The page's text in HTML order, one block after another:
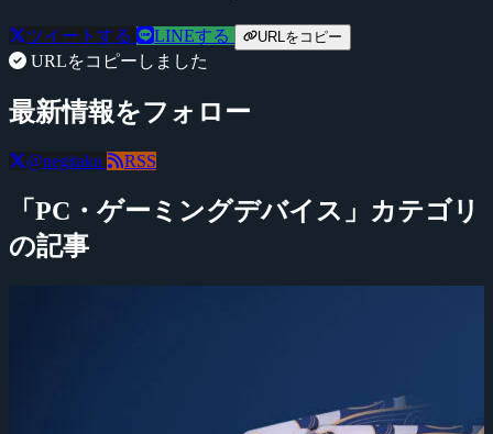
ツイートする LINEする URLをコピー
URLをコピーしました
最新情報をフォロー
@negitaku RSS
「PC・ゲーミングデバイス」カテゴリ
の記事